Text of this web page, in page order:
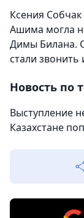
Ксения
Ашима могла
Димы Билана.
стали звонить
Новость по
Выступление
Казахстане